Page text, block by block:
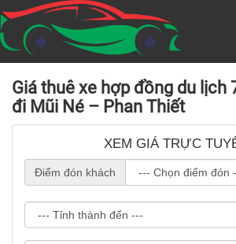
Giá thuê xe hợp đồng du lịch
đi Mũi Né – Phan Thiết
XEM GIÁ TRỰC
Điểm đón khách